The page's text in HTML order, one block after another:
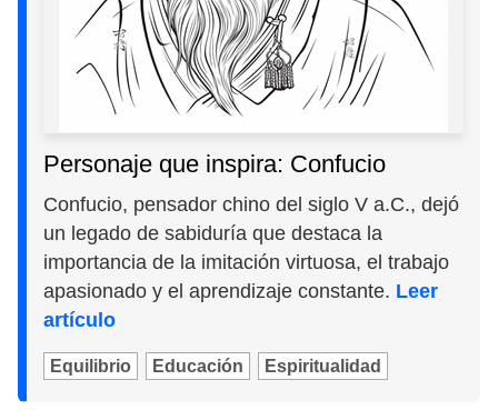
Personaje que inspira: Confucio
Confucio, pensador chino del siglo V a.C., dejó
un legado de sabiduría que destaca la
importancia de la imitación virtuosa, el trabajo
apasionado y el aprendizaje constante. Leer
artículo
Equilibrio Educación Espiritualidad